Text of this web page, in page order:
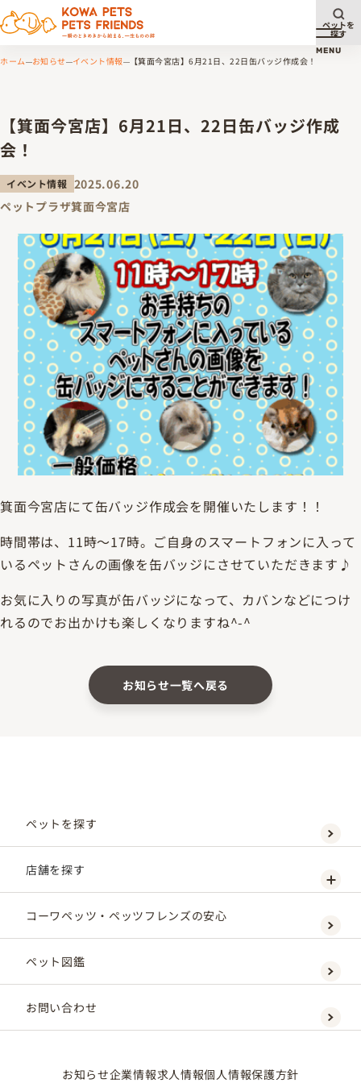
メニ
MENU
ペットを
探す
ホーム お知らせ イベント情報 【箕面今宮店】6月21日、22日缶バッジ作成会！
【箕面今宮店】6月21日、22日缶バッジ作成
会！
イベント情報 2025.06.20
ペットプラザ箕面今宮店
箕面今宮店にて缶バッジ作成会を開催いたします！！
時間帯は、11時～17時。ご自身のスマートフォンに入って
いるペットさんの画像を缶バッジにさせていただきます♪
お気に入りの写真が缶バッジになって、カバンなどにつけ
れるのでお出かけも楽しくなりますね^-^
お知らせ一覧へ戻る
ペットを探す
店舗を探す
コーワペッツ・ペッツフレンズの安心
ペット図鑑
お問い合わせ
お知らせ企業情報求人情報個人情報保護方針